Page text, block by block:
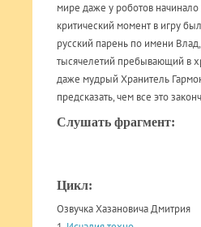
мире даже у роботов
критический момент в игру
русский парень по имени
тысячелетий пребывающий в
даже мудрый Хранитель
предсказать, чем все это
Слушать фрагмент:
Цикл:
Озвучка Хазановича Дмитрия